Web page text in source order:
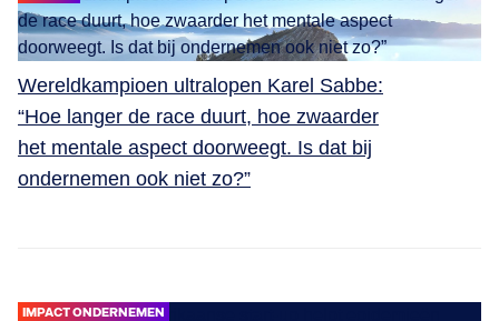
Wereldkampioen ultralopen Karel Sabbe:
“Hoe langer de race duurt, hoe zwaarder
het mentale aspect doorweegt. Is dat bij
ondernemen ook niet zo?”
IMPACT ONDERNEMEN